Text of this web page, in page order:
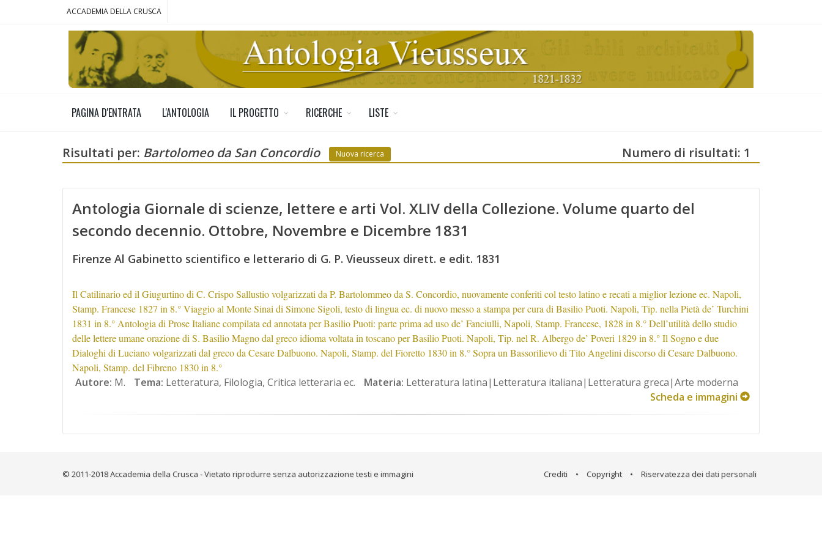
ACCADEMIA DELLA CRUSCA
PAGINA D'ENTRATA L'ANTOLOGIA IL PROGETTO RICERCHE LISTE
Risultati per: Bartolomeo da San Concordio Nuova ricerca Numero di risultati: 1
Antologia Giornale di scienze, lettere e arti Vol. XLIV della Collezione. Volume quarto del
secondo decennio. Ottobre, Novembre e Dicembre 1831
Firenze Al Gabinetto scientifico e letterario di G. P. Vieusseux dirett. e edit. 1831
Il Catilinario ed il Giugurtino di C. Crispo Sallustio volgarizzati da P. Bartolommeo da S. Concordio, nuovamente conferiti col testo latino e recati a miglior lezione ec. Napoli,
Stamp. Francese 1827 in 8.° Viaggio al Monte Sinai di Simone Sigoli, testo di lingua ec. di nuovo messo a stampa per cura di Basilio Puoti. Napoli, Tip. nella Pietà de’ Turchini
1831 in 8.° Antologia di Prose Italiane compilata ed annotata per Basilio Puoti: parte prima ad uso de’ Fanciulli, Napoli, Stamp. Francese, 1828 in 8.° Dell’utilità dello studio
delle lettere umane orazione di S. Basilio Magno dal greco idioma voltata in toscano per Basilio Puoti. Napoli, Tip. nel R. Albergo de’ Poveri 1829 in 8.° Il Sogno e due
Dialoghi di Luciano volgarizzati dal greco da Cesare Dalbuono. Napoli, Stamp. del Fioretto 1830 in 8.° Sopra un Bassorilievo di Tito Angelini discorso di Cesare Dalbuono.
Napoli, Stamp. del Fibreno 1830 in 8.°
Autore: M. Tema: Letteratura, Filologia, Critica letteraria ec. Materia: Letteratura latina|Letteratura italiana|Letteratura greca|Arte moderna
Scheda e immagini
Crediti • Copyright • Riservatezza dei dati personali
© 2011-2018 Accademia della Crusca - Vietato riprodurre senza autorizzazione testi e immagini